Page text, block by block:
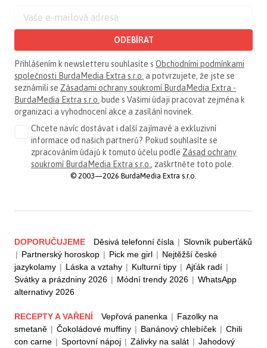
ODEBÍRAT
Přihlášením k newsletteru souhlasíte s Obchodními podmínkami
společnosti BurdaMedia Extra s.r.o. a potvrzujete, že jste se
seznámili se Zásadami ochrany soukromí BurdaMedia Extra -
BurdaMedia Extra s.r.o. bude s Vašimi údaji pracovat zejména k
organizaci a vyhodnocení akce a zasílání novinek.
Chcete navíc dostávat i další zajímavé a exkluzivní
informace od našich partnerů? Pokud souhlasíte se
zpracováním údajů k tomuto účelu podle Zásad ochrany
soukromí BurdaMedia Extra s.r.o. , zaškrtněte toto pole.
© 2003—2026 BurdaMedia Extra s.r.o.
DOPORUČUJEME Děsivá telefonní čísla | Slovník puberťáků
| Partnerský horoskop | Pick me girl | Nejtěžší české
jazykolamy | Láska a vztahy | Kulturní tipy | Ajťák radí |
Svátky a prázdniny 2026 | Módní trendy 2026 | WhatsApp
alternativy 2026
RECEPTY A VAŘENÍ Vepřová panenka | Fazolky na
smetaně | Čokoládové muffiny | Banánový chlebíček | Chili
con carne | Sportovní nápoj | Zálivky na salát | Jahodový